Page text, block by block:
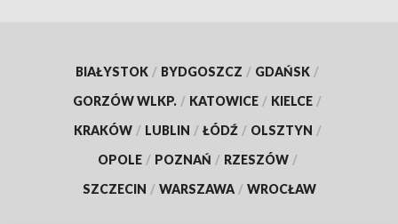
BIAŁYSTOK / BYDGOSZCZ / GDAŃSK /
GORZÓW WLKP. / KATOWICE / KIELCE /
KRAKÓW / LUBLIN / ŁÓDŹ / OLSZTYN /
OPOLE / POZNAŃ / RZESZÓW /
SZCZECIN / WARSZAWA / WROCŁAW